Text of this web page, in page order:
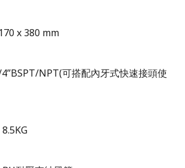
x 380 mm
NPT(可搭配內牙式快速接頭使